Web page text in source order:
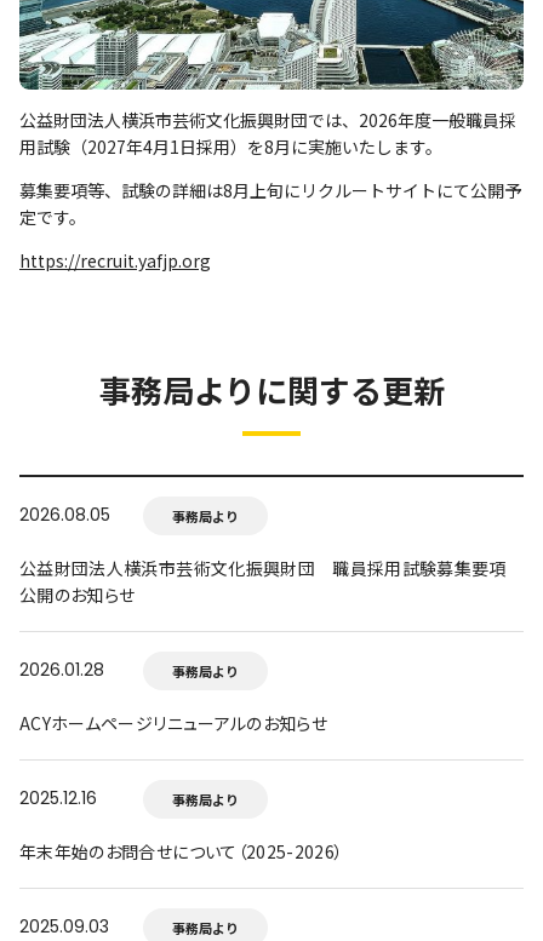
公益財団法人横浜市芸術文化振興財団では、2026年度一般職員採
用試験（2027年4月1日採用）を8月に実施いたします。
募集要項等、試験の詳細は8月上旬にリクルートサイトにて公開予
定です。
https://recruit.yafjp.org
事務局よりに関する更新
2026.08.05 事務局より
公益財団法人横浜市芸術文化振興財団 職員採用試験募集要項
公開のお知らせ
2026.01.28 事務局より
ACYホームページリニューアルのお知らせ
2025.12.16 事務局より
年末年始のお問合せについて（2025-2026）
2025.09.03 事務局より